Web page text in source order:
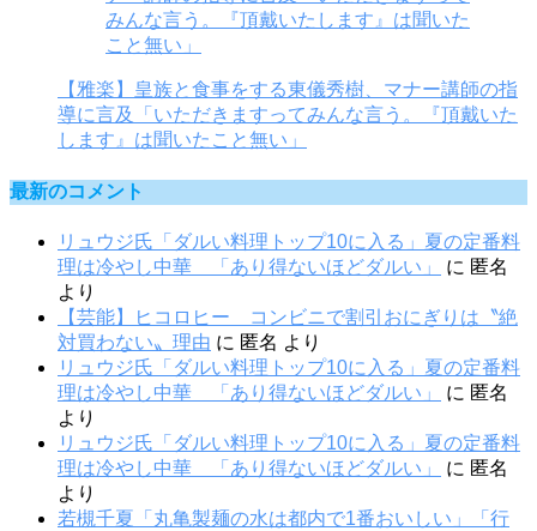
【雅楽】皇族と食事をする東儀秀樹、マナー講師の指
導に言及「いただきますってみんな言う。『頂戴いた
します』は聞いたこと無い」
最新のコメント
リュウジ氏「ダルい料理トップ10に入る」夏の定番料
理は冷やし中華 「あり得ないほどダルい」
に 匿名
より
【芸能】ヒコロヒー コンビニで割引おにぎりは〝絶
対買わない〟理由 に 匿名 より
リュウジ氏「ダルい料理トップ10に入る」夏の定番料
理は冷やし中華 「あり得ないほどダルい」
に 匿名
より
リュウジ氏「ダルい料理トップ10に入る」夏の定番料
理は冷やし中華 「あり得ないほどダルい」
に 匿名
より
若槻千夏「丸亀製麺の水は都内で1番おいしい」「行